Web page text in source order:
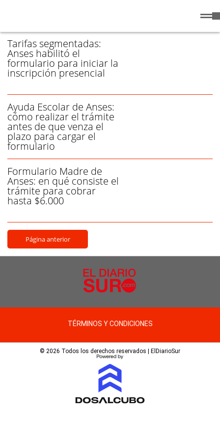
Tarifas segmentadas:
Anses habilitó el
formulario para iniciar la
inscripción presencial
Ayuda Escolar de Anses:
cómo realizar el trámite
antes de que venza el
plazo para cargar el
formulario
Formulario Madre de
Anses: en qué consiste el
trámite para cobrar
hasta $6.000
Página anterior
TÉRMINOS Y CONDICIONES
© 2026 Todos los derechos reservados | ElDiarioSur